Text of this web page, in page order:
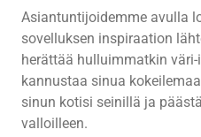
Asiantuntijoidemme avulla
sovelluksen inspiraation
herättää hulluimmatkin
kannustaa sinua
sinun kotisi seinillä ja
valloilleen.